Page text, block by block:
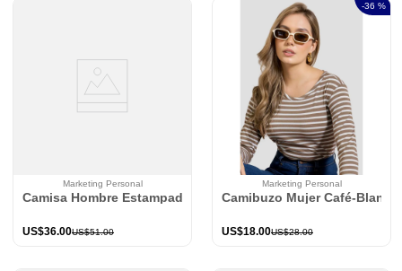
Marketing Personal
Camisa Hombre Estampado Mp 114570
US$51.00
US$36.00
-36 %
Marketing Personal
Camibuzo Mujer Café-Blanco
US$28.00
US$18.00